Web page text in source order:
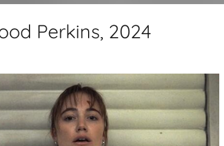
Perkins, 2024